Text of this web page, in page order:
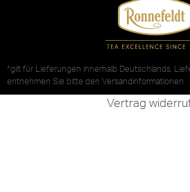
*gilt für Lieferungen innerhalb Deutschlands,
entnehmen Sie bitte den Versandinformationen
Vertrag